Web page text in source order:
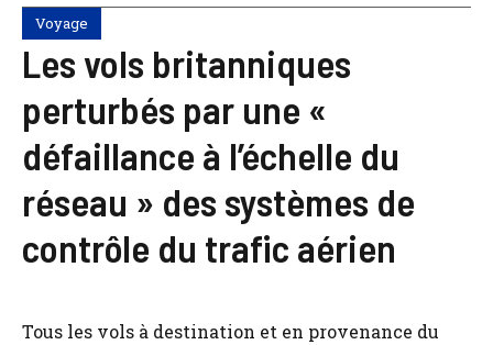
Voyage
Les vols britanniques
perturbés par une «
défaillance à l’échelle du
réseau » des systèmes de
contrôle du trafic aérien
Tous les vols à destination et en provenance du